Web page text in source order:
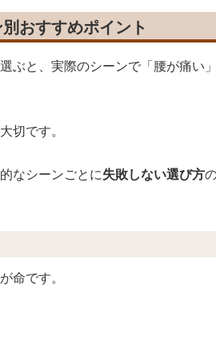
おすすめポイント
ぶと、実際のシーンで「腰が痛い
切です。
なシーンごとに失敗しない選び方
が命です。